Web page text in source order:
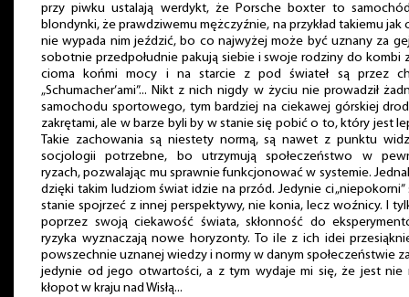
przy piwku ustalają werdykt, że Porsche boxter to
blondynki, że prawdziwemu mężczyźnie, na przykład takiemu jak
nie wypada nim jeździć, bo co najwyżej może być uznany za
sobotnie przedpołudnie pakują siebie i swoje rodziny do kombi
cioma końmi mocy i na starcie z pod świateł są przez
„Schumacher’ami”... Nikt z nich nigdy w życiu nie prowadził
samochodu sportowego, tym bardziej na ciekawej górskiej
zakrętami, ale w barze byli by w stanie się pobić o to, który jest
Takie zachowania są niestety normą, są nawet z punktu
socjologii potrzebne, bo utrzymują społeczeństwo w
ryzach, pozwalając mu sprawnie funkcjonować w systemie.
dzięki takim ludziom świat idzie na przód. Jedynie ci „niepokorni”
stanie spojrzeć z innej perspektywy, nie konia, lecz woźnicy. I
poprzez swoją ciekawość świata, skłonność do
ryzyka wyznaczają nowe horyzonty. To ile z ich idei
powszechnie uznanej wiedzy i normy w danym społeczeństwie
jedynie od jego otwartości, a z tym wydaje mi się, że jest nie
kłopot w kraju nad Wisłą...